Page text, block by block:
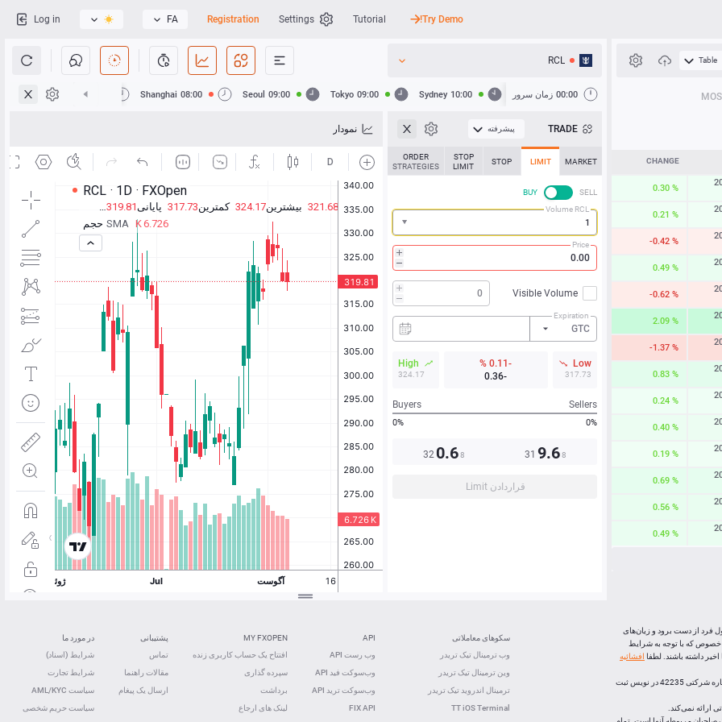
Try Demo!
Tutorial
Settings
Registration
FA
Log in
Table
CHANGE
0.30 %
0.21 %
-0.42 %
0.49 %
-0.62 %
2.09 %
-1.37 %
0.83 %
0.24 %
0.40 %
0.19 %
0.69 %
0.56 %
0.49 %
0.18 %
RCL
00:00 زمان سرور 10:00
Sydney
09:00
Tokyo
09:00
Seoul
08:00
Shanghai
08:00
Hong Kong
TRADE پیشرفته
MARKET
LIMIT
STOP
STOP
LIMIT
ORDER
STRATEGIES
SELL
BUY
Volume RCL
Price
Visible Volume
Expiration
GTC
Low
317.73
-0.11 %
-0.36
324.17
Sellers
Buyers
0%
0%
31 9.68
32 0.68
قراردادن Limit
نمودار
سکوهای معاملاتی
وب ترمینال تیک تریدر
وین ترمینال تیک تریدر
ترمینال اندروید تیک تریدر
TT iOS Terminal
API
وب رست API
وب‌سوکت فید ‌API
وب‌سوکت ترید ‌API
FIX API
MY FXOPEN
افتتاح یک حساب کاربری زنده
سپرده گذاری
برداشت
لینک های ارجاع
پشتیبانی
تماس
مقالات راهنما
ارسال یک پیغام
در مورد ما
شرایط (اسناد)
شرایط تجارت
سیاست AML/KYC
سیاست حریم شخصی
فرد از دست برود و زیان‌های
خصوص که با توجه به شرایط
داشته باشند. لطفا افشائیه
، (شرکت بازارهای اف ایکس اپن) با رعايت تشريفات قانونی و ذیل شماره شرکتی 42235 در نویس ثبت
ارائه نمی‌کند.